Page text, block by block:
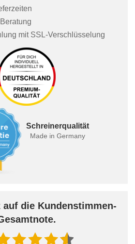
mit SSL-Verschlüsselung
Schreinerqualität
Made in Germany
die Kundenstimmen-